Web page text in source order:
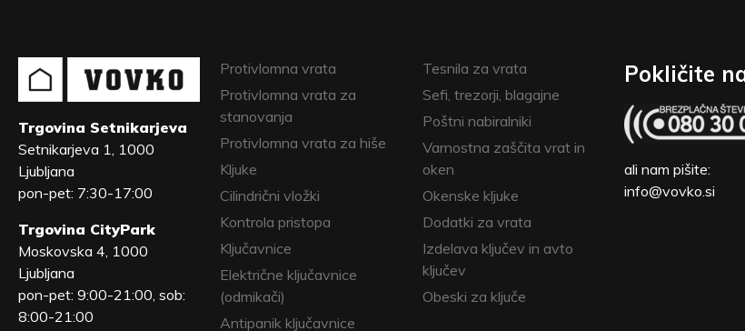
Trgovina Setnikarjeva
Setnikarjeva 1, 1000
Ljubljana
pon-pet: 7:30-17:00
Trgovina CityPark
Moskovska 4, 1000
Ljubljana
pon-pet: 9:00-21:00, sob:
8:00-21:00
Protivlomna vrata
Protivlomna vrata za
stanovanja
Protivlomna vrata za hiše
Kljuke
Cilindrični vložki
Kontrola pristopa
Ključavnice
Električne ključavnice
(odmikači)
Antipanik ključavnice
Tesnila za vrata
Sefi, trezorji, blagajne
Poštni nabiralniki
Varnostna zaščita vrat in
oken
Okenske kljuke
Dodatki za vrata
Izdelava ključev in avto
ključev
Obeski za ključe
Pokličite
ali nam pišite:
info@vovko.si